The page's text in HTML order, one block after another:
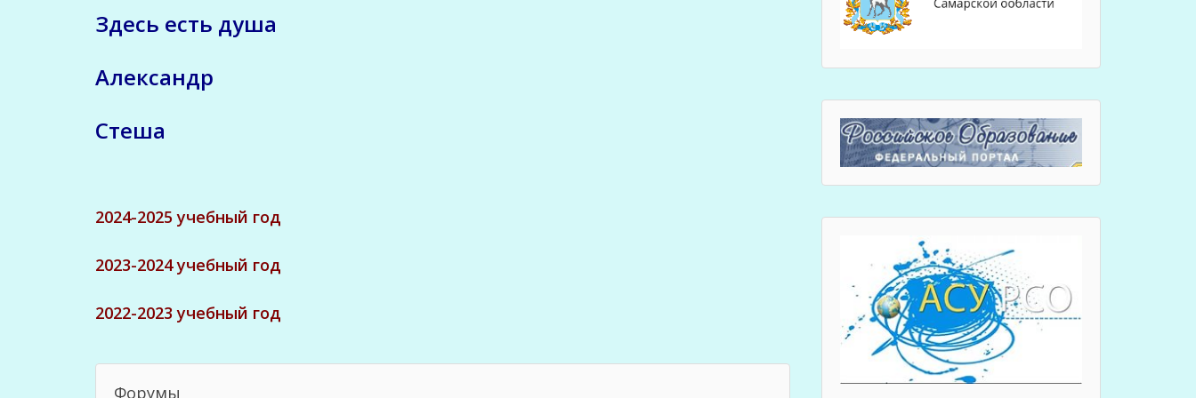
Здесь есть душа
Александр
Стеша
2024-2025 учебный год
2023-2024 учебный год
2022-2023 учебный год
Форумы